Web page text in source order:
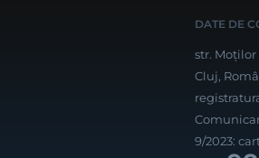
DATE DE
str. Moților
Cluj,
9/2023: